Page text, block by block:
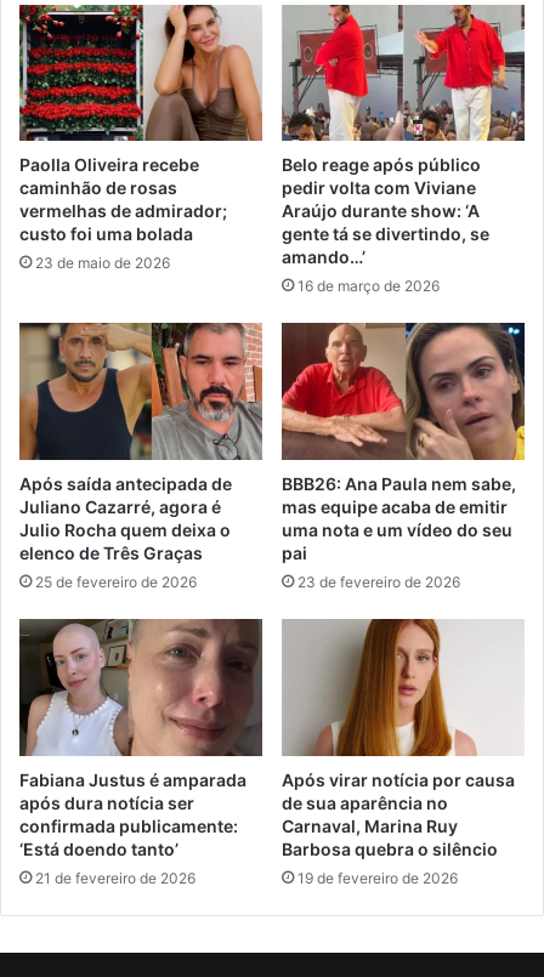
Paolla Oliveira recebe
caminhão de rosas
vermelhas de admirador;
custo foi uma bolada
23 de maio de 2026
Belo reage após público
pedir volta com Viviane
Araújo durante show: ‘A
gente tá se divertindo, se
amando…’
16 de março de 2026
Após saída antecipada de
Juliano Cazarré, agora é
Julio Rocha quem deixa o
elenco de Três Graças
25 de fevereiro de 2026
BBB26: Ana Paula nem sabe,
mas equipe acaba de emitir
uma nota e um vídeo do seu
pai
23 de fevereiro de 2026
Fabiana Justus é amparada
após dura notícia ser
confirmada publicamente:
‘Está doendo tanto’
21 de fevereiro de 2026
Após virar notícia por causa
de sua aparência no
Carnaval, Marina Ruy
Barbosa quebra o silêncio
19 de fevereiro de 2026